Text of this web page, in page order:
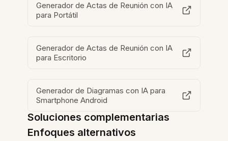
Generador de Actas de Reunión con IA
para Portátil
Generador de Actas de Reunión con IA
para Escritorio
Generador de Diagramas con IA para
Smartphone Android
Soluciones complementarias
Enfoques alternativos